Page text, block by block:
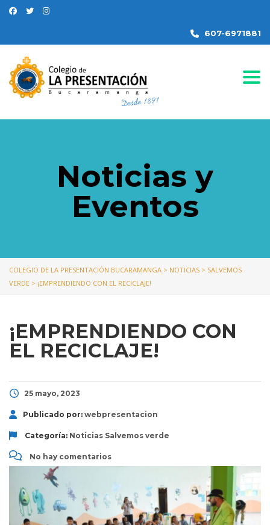
607-6971881
Noticias y
Eventos
COLEGIO DE LA PRESENTACIÓN BUCARAMANGA > NOTICIAS > SALVEMOS
VERDE > ¡EMPRENDIENDO CON EL RECICLAJE!
¡EMPRENDIENDO CON
EL RECICLAJE!
25 mayo, 2023
Publicado por: webpresentacion
Categoría: Noticias Salvemos verde
No hay comentarios